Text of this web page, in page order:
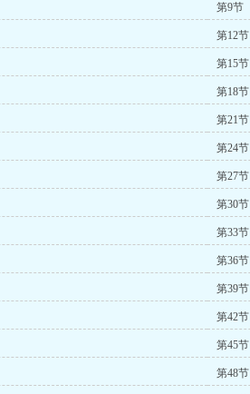
第9节
第12节
第15节
第18节
第21节
第24节
第27节
第30节
第33节
第36节
第39节
第42节
第45节
第48节